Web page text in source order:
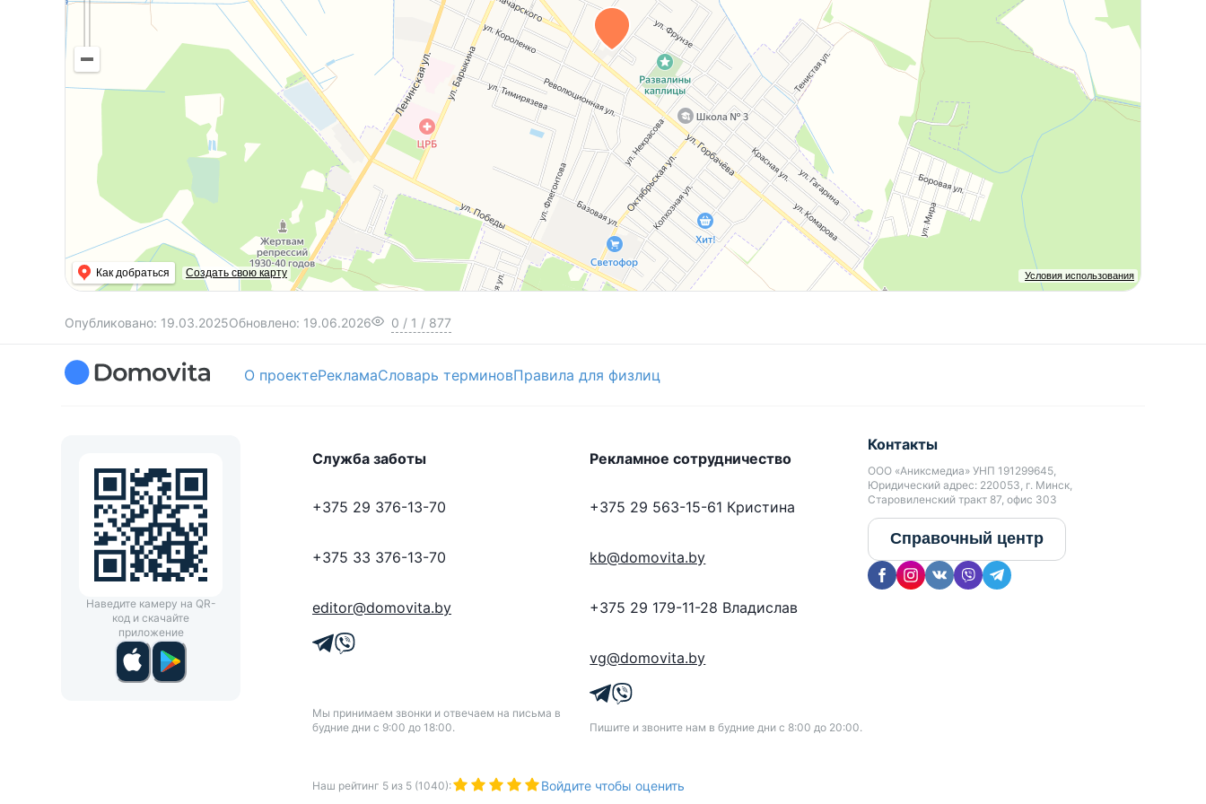
Условия использования
Как добраться Создать свою карту
Опубликовано: 19.03.2025Обновлено: 19.06.2026 0 / 1 / 877
О проектеРекламаСловарь терминовПравила для физлиц
Наведите камеру на QR-
код и скачайте
приложение
Служба заботы
+375 29 376-13-70
+375 33 376-13-70
editor@domovita.by
Мы принимаем звонки и отвечаем на письма в
будние дни с 9:00 до 18:00.
Рекламное сотрудничество
+375 29 563-15-61 Кристина
kb@domovita.by
+375 29 179-11-28 Владислав
vg@domovita.by
Пишите и звоните нам в будние дни с 8:00 до 20:00.
Контакты
ООО «Аниксмедиа» УНП 191299645,
Юридический адрес: 220053, г. Минск,
Старовиленский тракт 87, офис 303
Справочный центр
Наш рейтинг 5 из 5 (1040): Войдите чтобы оценить